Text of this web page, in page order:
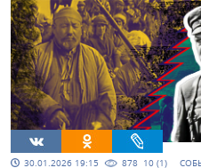
30.01.2026 19:15 878 10 (1)